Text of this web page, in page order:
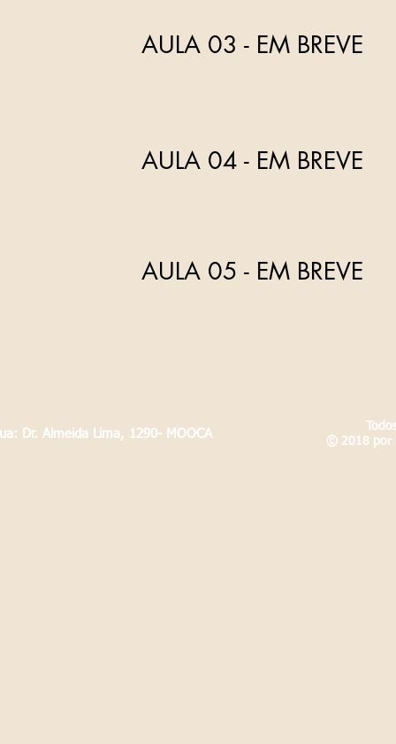
AULA 03 - EM BREVE
AULA 04 - EM BREVE
AULA 05 - EM BREVE
Dr. Almeida Lima, 1290- MOOCA
© 2018 por